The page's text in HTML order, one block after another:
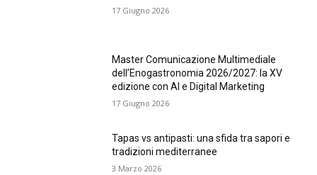
17 Giugno 2026
Master Comunicazione Multimediale
dell’Enogastronomia 2026/2027: la XV
edizione con AI e Digital Marketing
17 Giugno 2026
Tapas vs antipasti: una sfida tra sapori e
tradizioni mediterranee
3 Marzo 2026